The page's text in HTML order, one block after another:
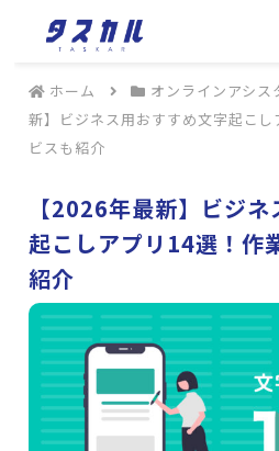
ホーム オンラインアシス
新】ビジネス用おすすめ文字起こ
ビスも紹介
【2026年最新】ビジ
起こしアプリ14選！作
紹介